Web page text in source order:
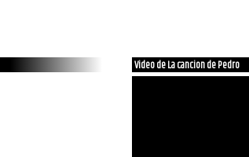
Video de La cancion de Pedro